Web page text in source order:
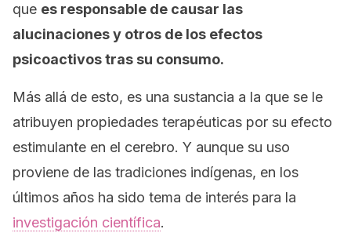
que es responsable de causar las
alucinaciones y otros de los efectos
psicoactivos tras su consumo.
Más allá de esto, es una sustancia a la que se le
atribuyen propiedades terapéuticas por su efecto
estimulante en el cerebro. Y aunque su uso
proviene de las tradiciones indígenas, en los
últimos años ha sido tema de interés para la
investigación científica.